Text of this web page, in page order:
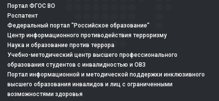
Портал ФГОС ВО
Роспатент
Федеральный портал "Российское образование"
Центр информационного противодействия терроризму
Наука и образование против террора
Учебно-методический центр высшего профессионального
образования студентов с инвалидностью и ОВЗ
Портал информационной и методической поддержки инклюзивного
высшего образования инвалидов и лиц с ограниченными
возможностями здоровья